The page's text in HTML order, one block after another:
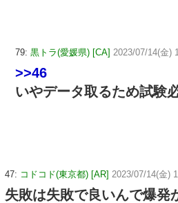
79: 黒トラ(愛媛県) [CA] 2023/07/14(金)
>>46
いやデータ取るため試験
47: コドコド(東京都) [AR] 2023/07/14(金)
失敗は失敗で良いんで爆発